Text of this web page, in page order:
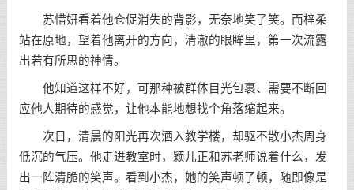
苏惜妍看着他仓促消失的背影，无奈地笑了笑。而梓柔
站在原地，望着他离开的方向，清澈的眼眸里，第一次流露
出若有所思的神情。
他知道这样不好，可那种被群体目光包裹、需要不断回
应他人期待的感觉，让他本能地想找个角落缩起来。
次日，清晨的阳光再次洒入教学楼，却驱不散小杰周身
低沉的气压。他走进教室时，颖儿正和苏老师说着什么，发
出一阵清脆的笑声。看到小杰，她的笑声顿了顿，随即像是